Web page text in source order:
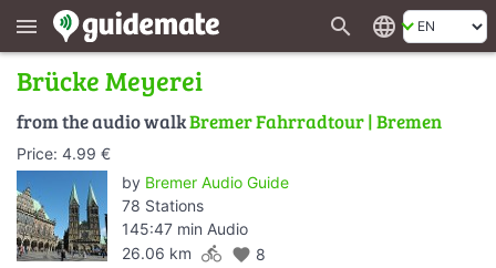
menu search language
Brücke Meyerei
from the audio walkBremer Fahrradtour | Bremen
Price: 4.99 €
by Bremer Audio Guide
78 Stations
145:47 min Audio
26.06 km directions_bike favorite 8